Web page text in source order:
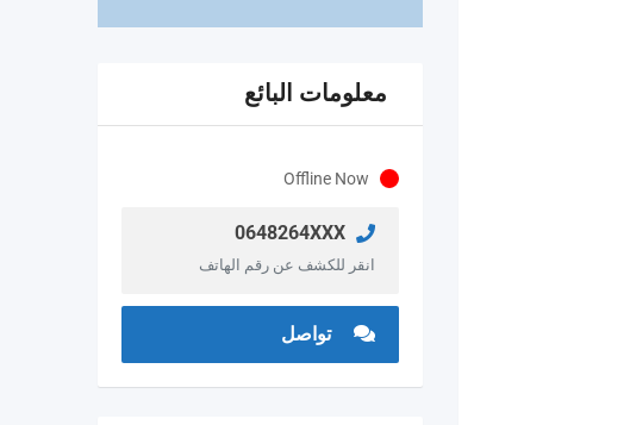
معلومات البائع
Offline Now
0648264XXX
انقر للكشف عن رقم الهاتف
تواصل